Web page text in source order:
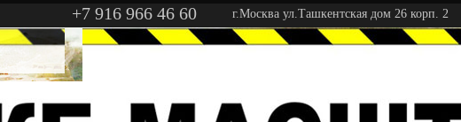
+7 916 966 46 60 г.Москва ул.Ташкентская дом 26 корп. 2